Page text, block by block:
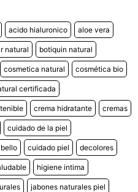
acido hialuronico aloe vera
natural botiquin natural
cosmetica natural cosmética bio
certificada
crema hidratante cremas
cuidado de la piel
cuidado piel decolores
higiene intima
jabones naturales piel